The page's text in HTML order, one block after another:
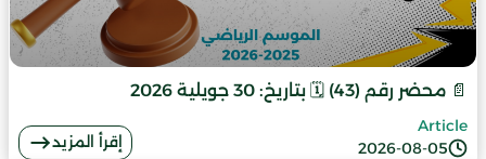
📄 محضر رقم (43) 🗓️ بتاريخ: 30 جويلية 2026
2026-08-05
Article
إقرأ المزيد